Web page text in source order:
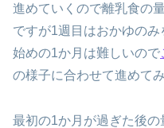
進めていくので離乳食の
ですが1週目はおかゆのみ
始めの1か月は難しいので
の様子に合わせて進めて
最初の1か月が過ぎた後の